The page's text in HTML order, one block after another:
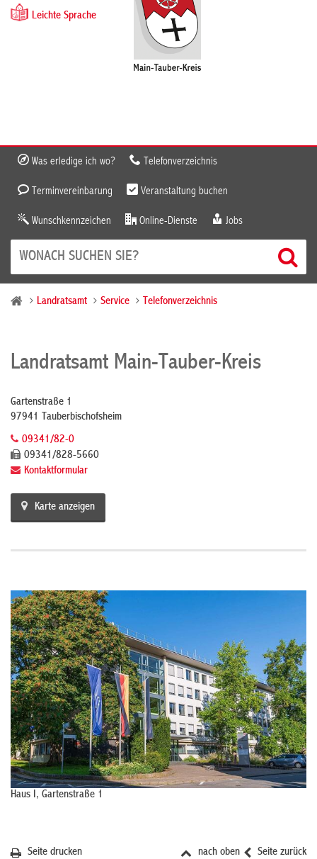
Leichte Sprache
Was erledige ich wo? Telefonverzeichnis
Terminvereinbarung Veranstaltung buchen
Wunschkennzeichen Online-Dienste Jobs
Landratsamt Service Telefonverzeichnis
Landratsamt Main-Tauber-Kreis
Gartenstraße 1
97941 Tauberbischofsheim
09341/82-0
09341/828-5660
Kontaktformular
Karte anzeigen
Haus I, Gartenstraße 1
Seite zurück
nach oben
Seite drucken